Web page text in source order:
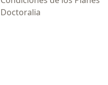
Doctoralia